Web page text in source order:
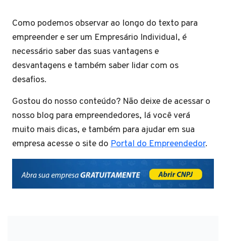
Como podemos observar ao longo do texto para
empreender e ser um Empresário Individual, é
necessário saber das suas vantagens e
desvantagens e também saber lidar com os
desafios.
Gostou do nosso conteúdo? Não deixe de acessar o
nosso blog para empreendedores, lá você verá
muito mais dicas, e também para ajudar em sua
empresa acesse o site do Portal do Empreendedor.